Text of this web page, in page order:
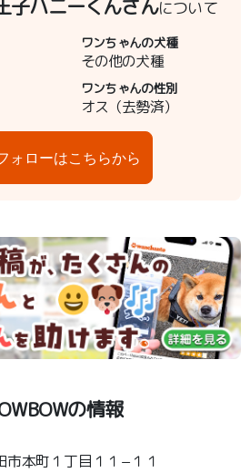
子ハニーくんさんについて
ワンちゃんの犬種
その他の犬種
ワンちゃんの性別
オス（去勢済）
ォローはこちらから
の情報
本町１丁目１１−１１